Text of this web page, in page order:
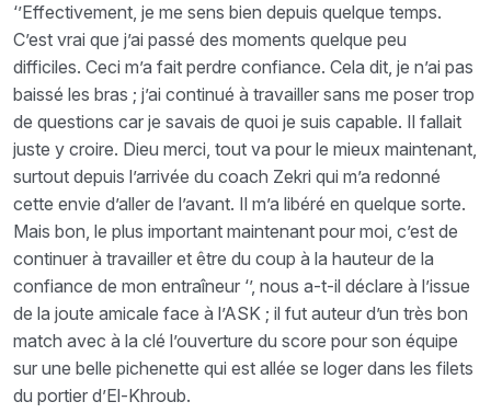
‘’Effectivement, je me sens bien depuis quelque temps.
C’est vrai que j’ai passé des moments quelque peu
difficiles. Ceci m’a fait perdre confiance. Cela dit, je n’ai pas
baissé les bras ; j’ai continué à travailler sans me poser trop
de questions car je savais de quoi je suis capable. Il fallait
juste y croire. Dieu merci, tout va pour le mieux maintenant,
surtout depuis l’arrivée du coach Zekri qui m’a redonné
cette envie d’aller de l’avant. Il m’a libéré en quelque sorte.
Mais bon, le plus important maintenant pour moi, c’est de
continuer à travailler et être du coup à la hauteur de la
confiance de mon entraîneur ‘’, nous a-t-il déclare à l’issue
de la joute amicale face à l’ASK ; il fut auteur d’un très bon
match avec à la clé l’ouverture du score pour son équipe
sur une belle pichenette qui est allée se loger dans les filets
du portier d’El-Khroub.